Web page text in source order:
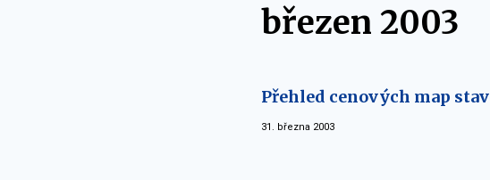
březen 2003
Přehled cenových map
31. března 2003